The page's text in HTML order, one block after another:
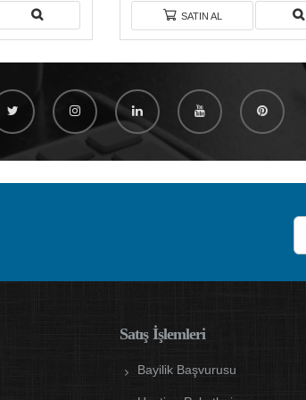
SATIN AL
Satış İşlemleri
Bayilik Başvurusu